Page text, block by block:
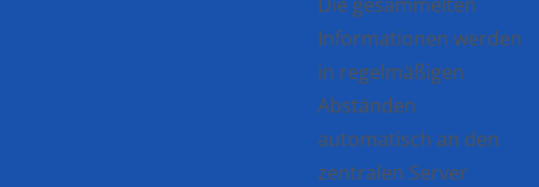
Informationen werden
in regelmäßigen
Abständen
automatisch an den
zentralen Server